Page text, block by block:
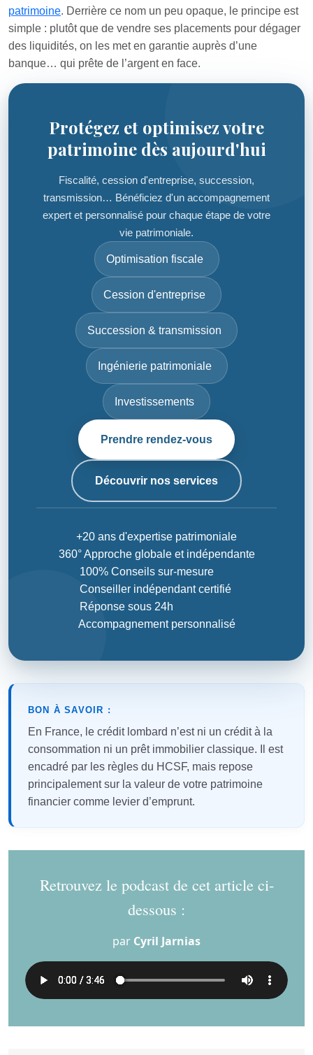
patrimoine. Derrière ce nom un peu opaque, le principe est
simple : plutôt que de vendre ses placements pour dégager
des liquidités, on les met en garantie auprès d’une
banque… qui prête de l’argent en face.
Protégez et optimisez votre
patrimoine dès aujourd'hui
Fiscalité, cession d'entreprise, succession,
transmission… Bénéficiez d'un accompagnement
expert et personnalisé pour chaque étape de votre
vie patrimoniale.
Optimisation fiscale
Cession d'entreprise
Succession & transmission
Ingénierie patrimoniale
Investissements
Prendre rendez-vous
Découvrir nos services
+20 ans d'expertise patrimoniale
360° Approche globale et indépendante
100% Conseils sur-mesure
Conseiller indépendant certifié
Réponse sous 24h
Accompagnement personnalisé
BON À SAVOIR :
En France, le crédit lombard n’est ni un crédit à la
consommation ni un prêt immobilier classique. Il est
encadré par les règles du HCSF, mais repose
principalement sur la valeur de votre patrimoine
financier comme levier d’emprunt.
Retrouvez le podcast de cet article ci-
dessous :
par Cyril Jarnias